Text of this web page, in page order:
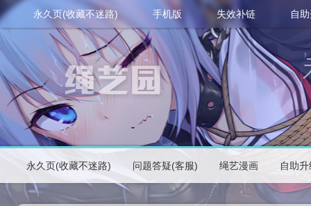
永久页(收藏不迷路) 手机版 失效补链 自
永久页(收藏不迷路) 问题答疑(客服) 绳艺漫画 自助